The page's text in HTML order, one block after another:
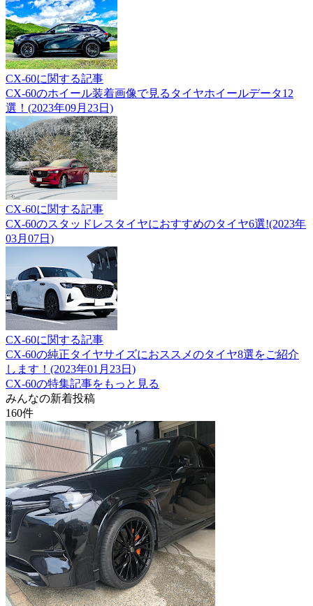
CX-60に関する記事
CX-60のホイール装着画像で見るタイヤホイールデータ12
選！(2023年09月23日)
CX-60に関する記事
CX-60のスタッドレスタイヤにおすすめのタイヤ6選!(2023年
03月07日)
CX-60に関する記事
CX-60の純正タイヤサイズにおススメのタイヤ8選をご紹介
します！(2023年01月23日)
CX-60の特集記事をもっと見る
みんなの新着投稿
160件